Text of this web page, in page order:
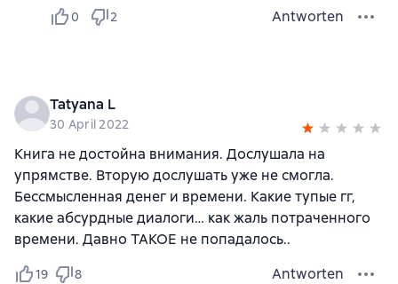
0 2 Antworten
Tatyana L
30 April 2022
Книга не достойна внимания. Дослушала на
упрямстве. Вторую дослушать уже не смогла.
Бессмысленная денег и времени. Какие тупые гг,
какие абсурдные диалоги… как жаль потраченного
времени. Давно ТАКОЕ не попадалось..
19 8 Antworten